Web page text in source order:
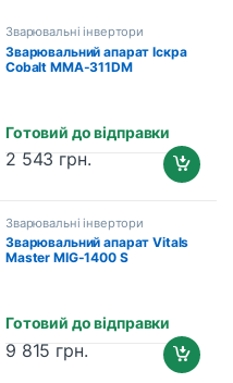
Зварювальні інвертори
Зварювальний апарат Іскра
Cobalt MMA-311DM
Готовий до відправки
2 543 грн.
Зварювальні інвертори
Зварювальний апарат Vitals
Master MIG-1400 S
Готовий до відправки
9 815 грн.